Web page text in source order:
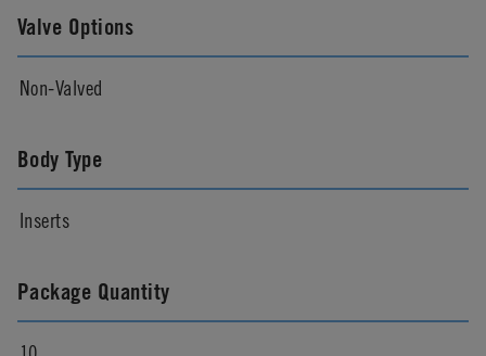
Valve Options
Non-Valved
Body Type
Inserts
Package Quantity